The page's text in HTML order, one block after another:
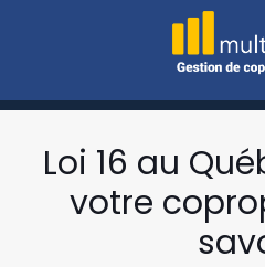
Loi 16 au
votre